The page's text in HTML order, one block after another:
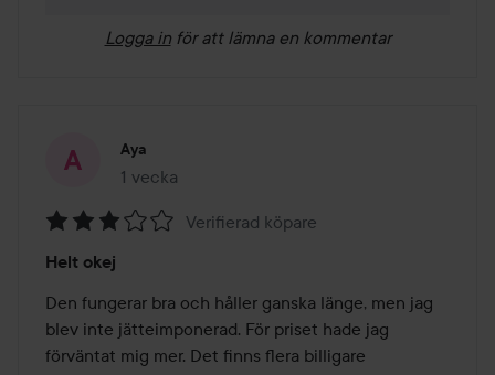
Logga in för att lämna en kommentar
Aya
1 vecka
Inlägget skapades 1 vecka
3
av
5
Verifierad köpare
Helt okej
Den fungerar bra och håller ganska länge, men jag
blev inte jätteimponerad. För priset hade jag
förväntat mig mer. Det finns flera billigare